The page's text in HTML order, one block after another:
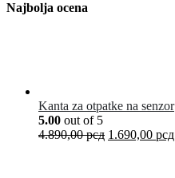
Najbolja ocena
Kanta za otpatke na senzor
5.00 out of 5
4.890,00рсд 1.690,00 рсд